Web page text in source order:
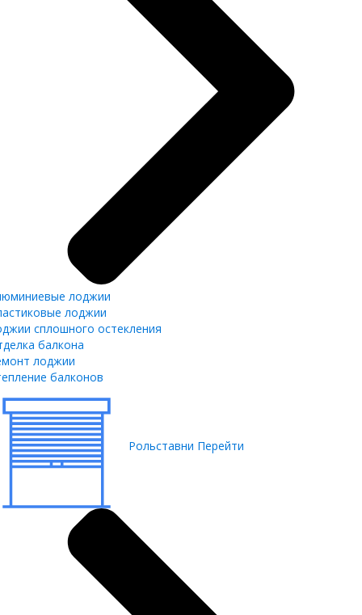
лоджии
лоджии
сплошного остекления
балкона
лоджии
балконов
Рольставни Перейти